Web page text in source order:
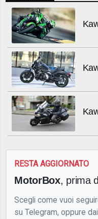
RESTA AGGIORNATO
MotorBox, prima
Scegli come vuoi
su Telegram, oppure